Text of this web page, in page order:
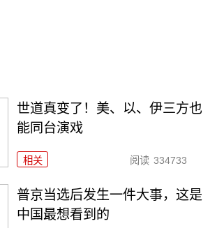
世道真变了！美、以、伊三方也
能同台演戏
相关 阅读 334733
普京当选后发生一件大事，这是
中国最想看到的